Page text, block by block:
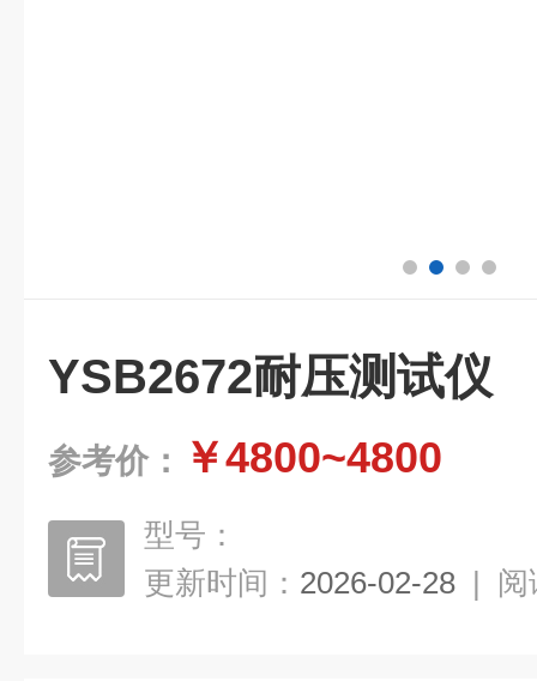
YSB2672耐压测试仪
参考价： ￥4800~4800
型号：
更新时间： 2026-02-28 | 阅